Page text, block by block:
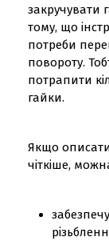
закручувати
тому, що
потреби
повороту.
потрапити
гайки.
Якщо
чіткіше,